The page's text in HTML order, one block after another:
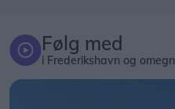
Følg med
i Frederikshavn og omegn